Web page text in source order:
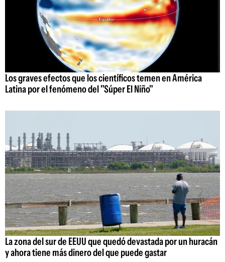
Los graves efectos que los científicos temen en América
Latina por el fenómeno del "Súper El Niño"
La zona del sur de EEUU que quedó devastada por un huracán
y ahora tiene más dinero del que puede gastar